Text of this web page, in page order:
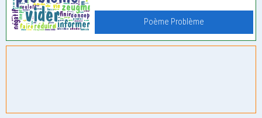
Poème Problème